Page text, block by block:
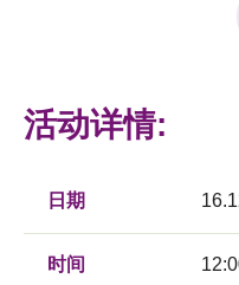
科技分享
活动详情:
日期
时间